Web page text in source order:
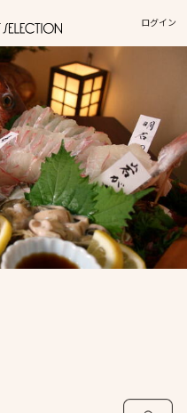
ログイン